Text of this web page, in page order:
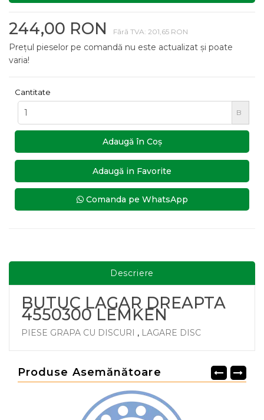
244,00 RON Fără TVA: 201,65 RON
Prețul pieselor pe comandă nu este actualizat și poate
varia!
Cantitate
B
Adaugă în Coş
Adaugă in Favorite
Comanda pe WhatsApp
Descriere
BUTUC LAGAR DREAPTA
4550300 LEMKEN
PIESE GRAPA CU DISCURI , LAGARE DISC
Produse Asemănătoare